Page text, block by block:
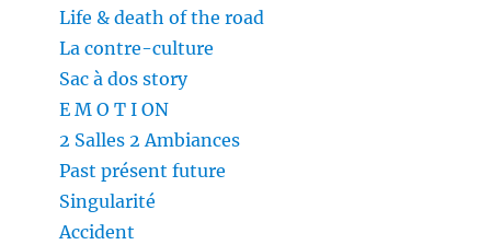
Life & death of the road
La contre-culture
Sac à dos story
E M O T I ON
2 Salles 2 Ambiances
Past présent future
Singularité
Accident